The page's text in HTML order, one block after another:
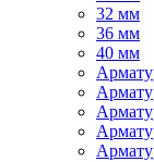
32 мм
36 мм
40 мм